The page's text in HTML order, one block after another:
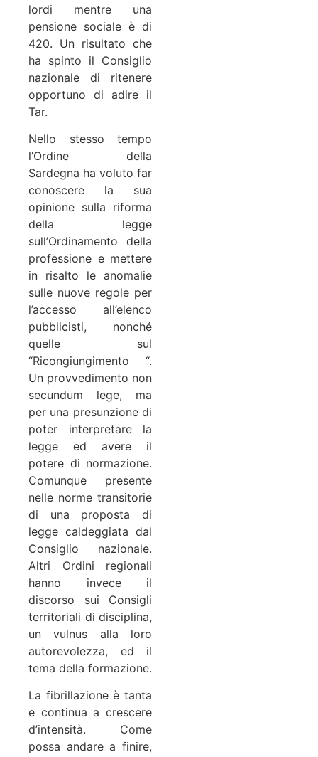
lordi mentre una
pensione sociale è di
420. Un risultato che
ha spinto il Consiglio
nazionale di ritenere
opportuno di adire il
Tar.
Nello stesso tempo
l’Ordine della
Sardegna ha voluto far
conoscere la sua
opinione sulla riforma
della legge
sull’Ordinamento della
professione e mettere
in risalto le anomalie
sulle nuove regole per
l’accesso all’elenco
pubblicisti, nonché
quelle sul
“Ricongiungimento “.
Un provvedimento non
secundum lege, ma
per una presunzione di
poter interpretare la
legge ed avere il
potere di normazione.
Comunque presente
nelle norme transitorie
di una proposta di
legge caldeggiata dal
Consiglio nazionale.
Altri Ordini regionali
hanno invece il
discorso sui Consigli
territoriali di disciplina,
un vulnus alla loro
autorevolezza, ed il
tema della formazione.
La fibrillazione è tanta
e continua a crescere
d’intensità. Come
possa andare a finire,